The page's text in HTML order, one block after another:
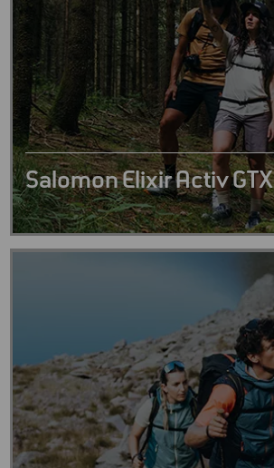
Salomon Elixir Activ GTX